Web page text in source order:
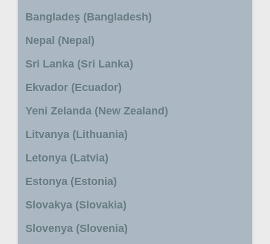
Bangladeş (Bangladesh)
Nepal (Nepal)
Sri Lanka (Sri Lanka)
Ekvador (Ecuador)
Yeni Zelanda (New Zealand)
Litvanya (Lithuania)
Letonya (Latvia)
Estonya (Estonia)
Slovakya (Slovakia)
Slovenya (Slovenia)